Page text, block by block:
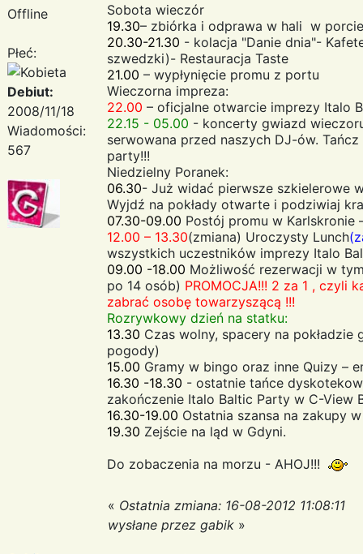
Offline
Płeć:
Debiut:
2008/11/18
Wiadomości:
567
Sobota wieczór
19.30– zbiórka i odprawa w hali w
20.30-21.30 - kolacja "Danie dnia"-
szwedzki)- Restauracja Taste
21.00 – wypłynięcie promu z portu
Wieczorna impreza:
22.00 – oficjalne otwarcie imprezy Italo
22.15 - 05.00 - koncerty gwiazd
serwowana przed naszych DJ-ów.
party!!!
Niedzielny Poranek:
06.30- Już widać pierwsze szkielerowe
Wyjdź na pokłady otwarte i podziwiaj
07.30-09.00 Postój promu w Karlskronie
12.00 – 13.30(zmiana) Uroczysty Lunch
wszystkich uczestników imprezy Italo
09.00 -18.00 Możliwość rezerwacji w
po 14 osób) PROMOCJA!!! 2 za 1 , czyli
zabrać osobę towarzyszącą !!!
Rozrywkowy dzień na statku:
13.30 Czas wolny, spacery na
pogody)
15.00 Gramy w bingo oraz inne Quizy –
16.30 -18.30 - ostatnie tańce
zakończenie Italo Baltic Party w C-View
16.30-19.00 Ostatnia szansa na zakupy
19.30 Zejście na ląd w Gdyni.
Do zobaczenia na morzu - AHOJ!!!
« Ostatnia zmiana: 16-08-2012 11:08:11
wysłane przez gabik »